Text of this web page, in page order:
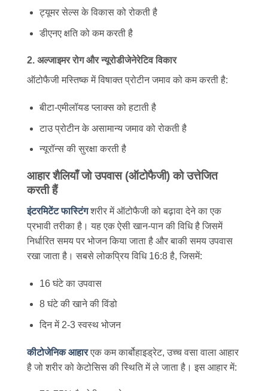
ट्यूमर सेल्स के विकास को रोकती है
डीएनए क्षति को कम करती है
2. अल्जाइमर रोग और न्यूरोडीजेनेरेटिव विकार
ऑटोफैजी मस्तिष्क में विषाक्त प्रोटीन जमाव को कम करती है:
बीटा-एमीलॉयड प्लाक्स को हटाती है
टाउ प्रोटीन के असामान्य जमाव को रोकती है
न्यूरॉन्स की सुरक्षा करती है
आहार शैलियाँ जो उपवास (ऑटोफैजी) को उत्तेजित
करती हैं
इंटरमिटेंट फास्टिंगशरीर में ऑटोफैजी को बढ़ावा देने का एक
प्रभावी तरीका है। यह एक ऐसी खान-पान की विधि है जिसमें
निर्धारित समय पर भोजन किया जाता है और बाकी समय उपवास
रखा जाता है। सबसे लोकप्रिय विधि 16:8 है, जिसमें:
16 घंटे का उपवास
8 घंटे की खाने की विंडो
दिन में 2-3 स्वस्थ भोजन
कीटोजेनिक आहारएक कम कार्बोहाइड्रेट, उच्च वसा वाला आहार
है जो शरीर को केटोसिस की स्थिति में ले जाता है। इस आहार में: